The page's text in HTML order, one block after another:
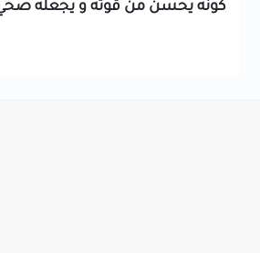
كونه يُحسن من قوته و يجعله